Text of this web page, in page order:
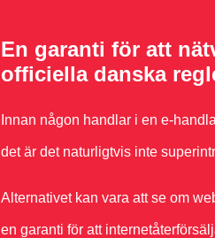
En garanti för att
officiella danska
Innan någon handlar i en e-
det är det naturligtvis inte
Alternativet kan vara att se om
en garanti för att